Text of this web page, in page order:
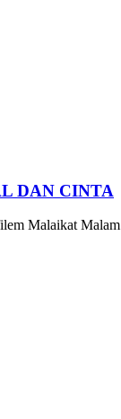
DAN CINTA
Malaikat Malam